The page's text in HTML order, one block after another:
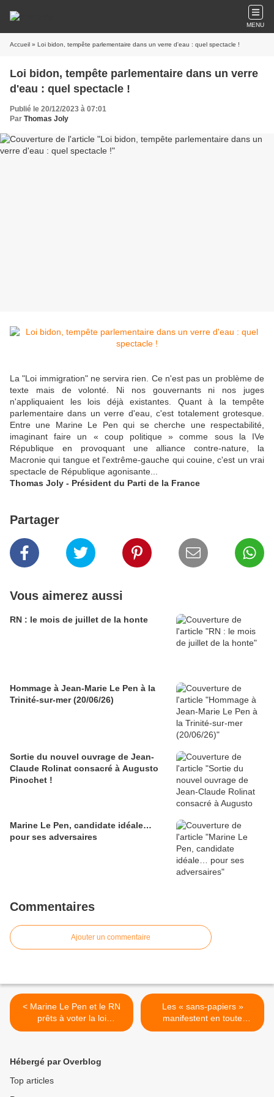
MENU
Accueil » Loi bidon, tempête parlementaire dans un verre d'eau : quel spectacle !
Loi bidon, tempête parlementaire dans un verre
d'eau : quel spectacle !
Publié le 20/12/2023 à 07:01
Par Thomas Joly
La "Loi immigration" ne servira rien. Ce n'est pas un problème de
texte mais de volonté. Ni nos gouvernants ni nos juges
n'appliquaient les lois déjà existantes. Quant à la tempête
parlementaire dans un verre d'eau, c'est totalement grotesque.
Entre une Marine Le Pen qui se cherche une respectabilité,
imaginant faire un « coup politique » comme sous la IVe
République en provoquant une alliance contre-nature, la
Macronie qui tangue et l'extrême-gauche qui couine, c'est un vrai
spectacle de République agonisante...
Thomas Joly - Président du Parti de la France
Partager
Vous aimerez aussi
RN : le mois de juillet de la honte
Hommage à Jean-Marie Le Pen à la
Trinité-sur-mer (20/06/26)
Sortie du nouvel ouvrage de Jean-
Claude Rolinat consacré à Augusto
Pinochet !
Marine Le Pen, candidate idéale…
pour ses adversaires
Commentaires
Ajouter un commentaire
< Marine Le Pen et le RN
prêts à voter la loi
immigrationniste de Moussa
Les « sans-papiers »
manifestent en toute
illégalité : l’État laisse
Hébergé par Overblog
Top articles